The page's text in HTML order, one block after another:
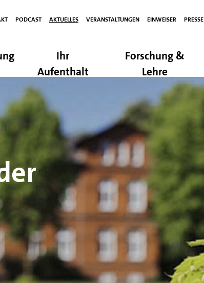
PODCAST AKTUELLES VERANSTALTUNGEN EINWEISER PRESSE
Ihr
Aufenthalt
Forschung &
Lehre